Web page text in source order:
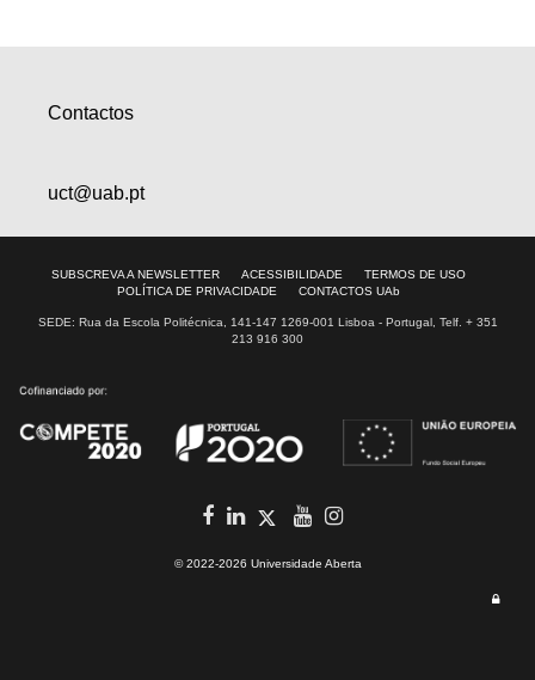
Contactos
uct@uab.pt
SUBSCREVA A NEWSLETTER ACESSIBILIDADE
TERMOS DE USO
POLÍTICA DE PRIVACIDADE
CONTACTOS UAb
SEDE: Rua da Escola Politécnica, 141-147 1269-001 Lisboa - Portugal, Telf. + 351
213 916 300
Twitter
© 2022-2026 Universidade Aberta